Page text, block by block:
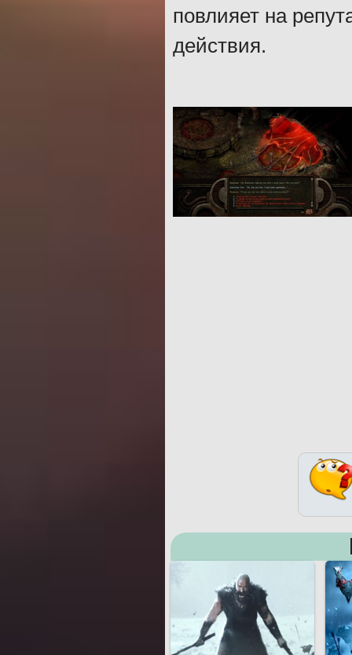
повлияет на
действия.